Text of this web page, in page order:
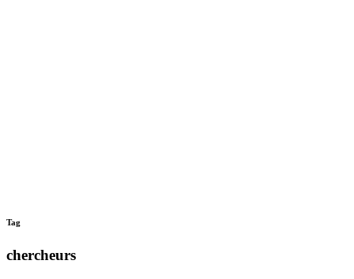
Tag
chercheurs